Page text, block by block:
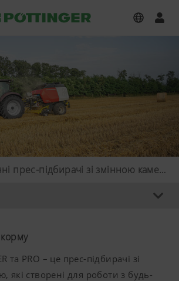
IMPRESS V Рулонні прес-підбирачі зі змінною камерою
та PRO – це прес-підбирачі зі
які створені для роботи з будь-